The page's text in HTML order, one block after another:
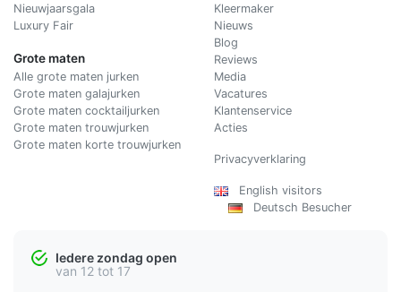
Nieuwjaarsgala
Luxury Fair
Grote maten
Alle grote maten jurken
Grote maten galajurken
Grote maten cocktailjurken
Grote maten trouwjurken
Grote maten korte trouwjurken
Kleermaker
Nieuws
Blog
Reviews
Media
Vacatures
Klantenservice
Acties
Privacyverklaring
English visitors
Deutsch Besucher
Iedere zondag open
van 12 tot 17